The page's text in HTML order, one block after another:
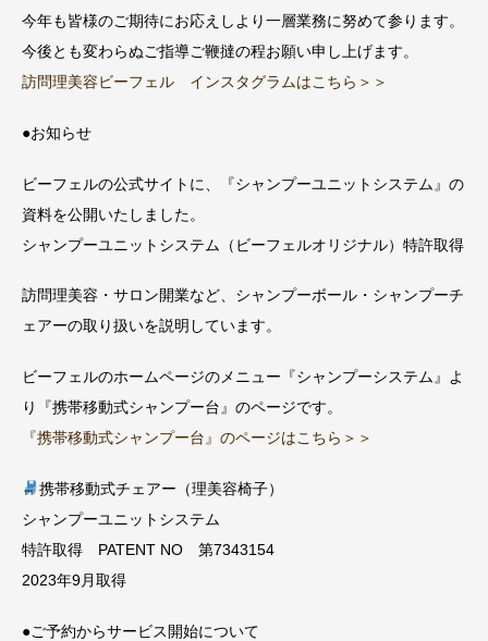
今年も皆様のご期待にお応えしより一層業務に努めて参ります。
今後とも変わらぬご指導ご鞭撻の程お願い申し上げます。
訪問理美容ビーフェル インスタグラムはこちら＞＞
●お知らせ
ビーフェルの公式サイトに、『シャンプーユニットシステム』の
資料を公開いたしました。
シャンプーユニットシステム（ビーフェルオリジナル）特許取得
訪問理美容・サロン開業など、シャンプーボール・シャンプーチ
ェアーの取り扱いを説明しています。
ビーフェルのホームページのメニュー『シャンプーシステム』よ
り『携帯移動式シャンプー台』のページです。
『携帯移動式シャンプー台』のページはこちら＞＞
携帯移動式チェアー（理美容椅子）
シャンプーユニットシステム
特許取得 PATENT NO 第7343154
2023年9月取得
●ご予約からサービス開始について